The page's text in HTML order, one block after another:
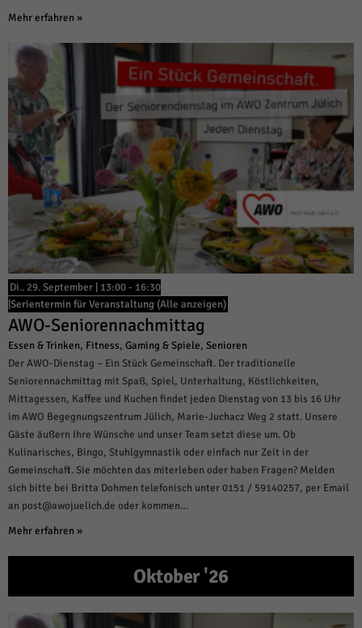
Mehr erfahren »
Di.. 29. September | 13:00- 16:30
Serientermin für Veranstaltung (Alle anzeigen)
AWO-Seniorennachmittag
Essen & Trinken, Fitness, Gaming & Spiele, Senioren
Der AWO-Dienstag – Ein Stück Gemeinschaft. Der traditionelle
Seniorennachmittag mit Spaß, Spiel, Unterhaltung, Köstlichkeiten,
Mittagessen, Kaffee und Kuchen findet jeden Dienstag von 13 bis 16 Uhr
im AWO Begegnungszentrum Jülich, Marie-Juchacz Weg 2 statt. Unsere
Gäste äußern Ihre Wünsche und unser Team setzt diese um. Ob
Kulinarisches, Bingo, Stuhlgymnastik oder einfach nur Zeit in der
Gemeinschaft. Sie möchten das miterleben oder haben Fragen? Melden
sich bitte bei Britta Dohmen telefonisch unter 0151 / 59140257, per Email
an post@awojuelich.de oder kommen…
Mehr erfahren »
Oktober '26